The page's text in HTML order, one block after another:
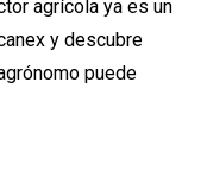
agrícola ya es un
y descubre
puede